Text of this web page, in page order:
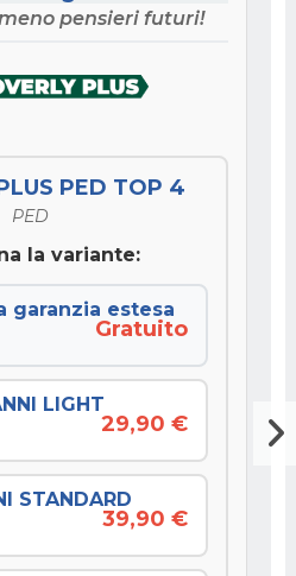
pensieri futuri!
PED TOP 4
PED
la variante:
garanzia estesa
Gratuito
LIGHT
29,90 €
STANDARD
39,90 €